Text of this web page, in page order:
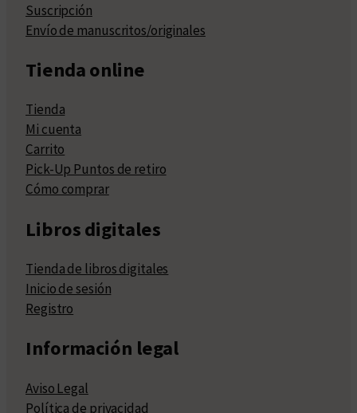
Suscripción
Envío de manuscritos/originales
Tienda online
Tienda
Mi cuenta
Carrito
Pick-Up Puntos de retiro
Cómo comprar
Libros digitales
Tienda de libros digitales
Inicio de sesión
Registro
Información legal
Aviso Legal
Política de privacidad